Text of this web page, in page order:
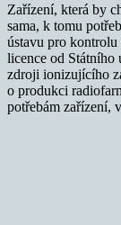
Zařízení, která by
sama, k tomu
ústavu pro
licence od Státního
zdroji ionizujícího
o produkci
potřebám zařízení,